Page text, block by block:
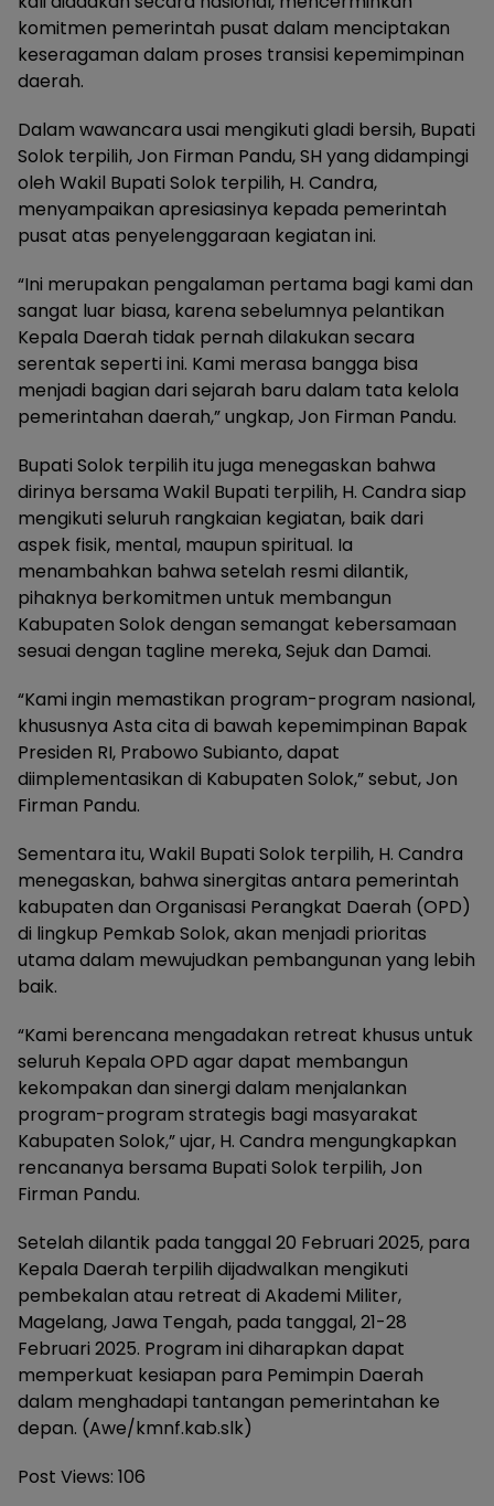
komitmen pemerintah pusat dalam menciptakan
keseragaman dalam proses transisi kepemimpinan
daerah.
Dalam wawancara usai mengikuti gladi bersih, Bupati
Solok terpilih, Jon Firman Pandu, SH yang didampingi
oleh Wakil Bupati Solok terpilih, H. Candra,
menyampaikan apresiasinya kepada pemerintah
pusat atas penyelenggaraan kegiatan ini.
“Ini merupakan pengalaman pertama bagi kami dan
sangat luar biasa, karena sebelumnya pelantikan
Kepala Daerah tidak pernah dilakukan secara
serentak seperti ini. Kami merasa bangga bisa
menjadi bagian dari sejarah baru dalam tata kelola
pemerintahan daerah,” ungkap, Jon Firman Pandu.
Bupati Solok terpilih itu juga menegaskan bahwa
dirinya bersama Wakil Bupati terpilih, H. Candra siap
mengikuti seluruh rangkaian kegiatan, baik dari
aspek fisik, mental, maupun spiritual. Ia
menambahkan bahwa setelah resmi dilantik,
pihaknya berkomitmen untuk membangun
Kabupaten Solok dengan semangat kebersamaan
sesuai dengan tagline mereka, Sejuk dan Damai.
“Kami ingin memastikan program-program nasional,
khususnya Asta cita di bawah kepemimpinan Bapak
Presiden RI, Prabowo Subianto, dapat
diimplementasikan di Kabupaten Solok,” sebut, Jon
Firman Pandu.
Sementara itu, Wakil Bupati Solok terpilih, H. Candra
menegaskan, bahwa sinergitas antara pemerintah
kabupaten dan Organisasi Perangkat Daerah (OPD)
di lingkup Pemkab Solok, akan menjadi prioritas
utama dalam mewujudkan pembangunan yang lebih
baik.
“Kami berencana mengadakan retreat khusus untuk
seluruh Kepala OPD agar dapat membangun
kekompakan dan sinergi dalam menjalankan
program-program strategis bagi masyarakat
Kabupaten Solok,” ujar, H. Candra mengungkapkan
rencananya bersama Bupati Solok terpilih, Jon
Firman Pandu.
Setelah dilantik pada tanggal 20 Februari 2025, para
Kepala Daerah terpilih dijadwalkan mengikuti
pembekalan atau retreat di Akademi Militer,
Magelang, Jawa Tengah, pada tanggal, 21-28
Februari 2025. Program ini diharapkan dapat
memperkuat kesiapan para Pemimpin Daerah
dalam menghadapi tantangan pemerintahan ke
depan. (Awe/kmnf.kab.slk)
Post Views: 106